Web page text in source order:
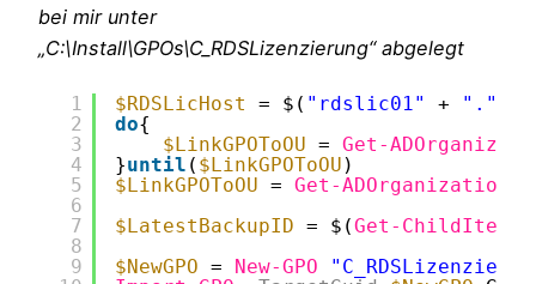
bei mir unter
„C:\Install\GPOs\C_RDSLizenzierung“ abgelegt
1
2
3
4
5
6
7
8
9
$RDSLicHost = $( "rdslic01" + "."
do{
$LinkGPOToOU = Get-
}until ( $LinkGPOToOU )
$LinkGPOToOU = Get-
$LatestBackupID = $(Get-ChildItem
$NewGPO = New-GPO